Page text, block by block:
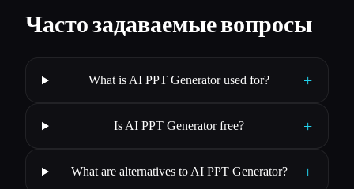
Часто задаваемые вопросы
What is AI PPT Generator used for? +
Is AI PPT Generator free? +
What are alternatives to AI PPT Generator? +